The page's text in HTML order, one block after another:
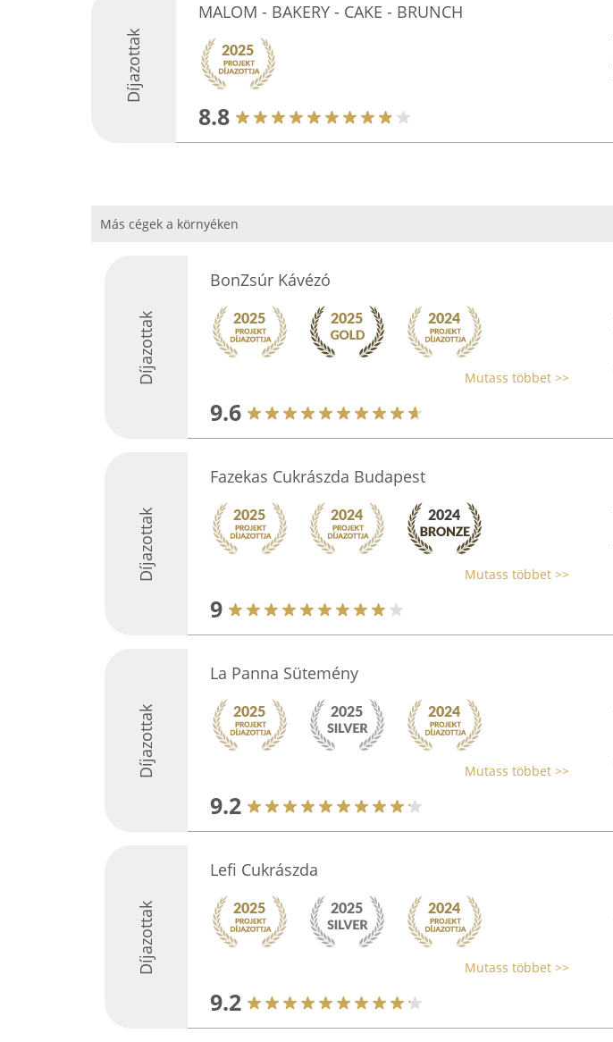
Díjazottak
MALOM - BAKERY - CAKE - BRUNCH
8.8
Más cégek a környéken
Díjazottak
BonZsúr Kávézó
Mutass többet >>
9.6
Díjazottak
Fazekas Cukrászda Budapest
Mutass többet >>
9
Díjazottak
La Panna Sütemény
Mutass többet >>
9.2
Díjazottak
Lefi Cukrászda
Mutass többet >>
9.2